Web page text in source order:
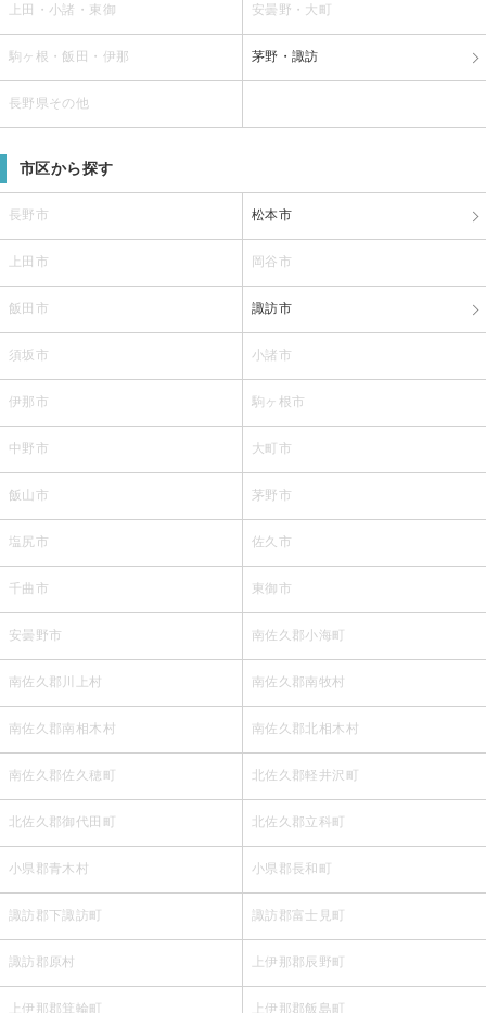
上田・小諸・東御 安曇野・大町
駒ヶ根・飯田・伊那 茅野・諏訪
長野県その他
市区から探す
長野市 松本市
上田市 岡谷市
飯田市 諏訪市
須坂市 小諸市
伊那市 駒ヶ根市
中野市 大町市
飯山市 茅野市
塩尻市 佐久市
千曲市 東御市
安曇野市 南佐久郡小海町
南佐久郡川上村 南佐久郡南牧村
南佐久郡南相木村 南佐久郡北相木村
南佐久郡佐久穂町 北佐久郡軽井沢町
北佐久郡御代田町 北佐久郡立科町
小県郡青木村 小県郡長和町
諏訪郡下諏訪町 諏訪郡富士見町
諏訪郡原村 上伊那郡辰野町
上伊那郡箕輪町 上伊那郡飯島町